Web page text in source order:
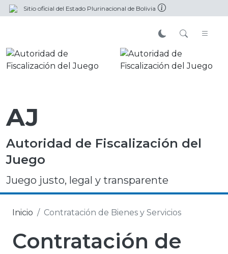
Sitio oficial del Estado Plurinacional de Bolivia
AJ
Autoridad de Fiscalización del
Juego
Juego justo, legal y transparente
Inicio Contratación de Bienes y Servicios
Contratación de